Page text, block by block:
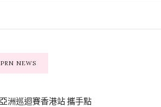
NEWS
洲巡迴賽香港站 攜手點